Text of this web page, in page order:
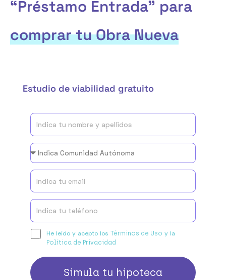
“Préstamo Entrada” para
comprar tu Obra Nueva
Estudio de viabilidad gratuito
He leído y acepto losTérminos de Uso y la
Política de Privacidad
Simula tu hipoteca